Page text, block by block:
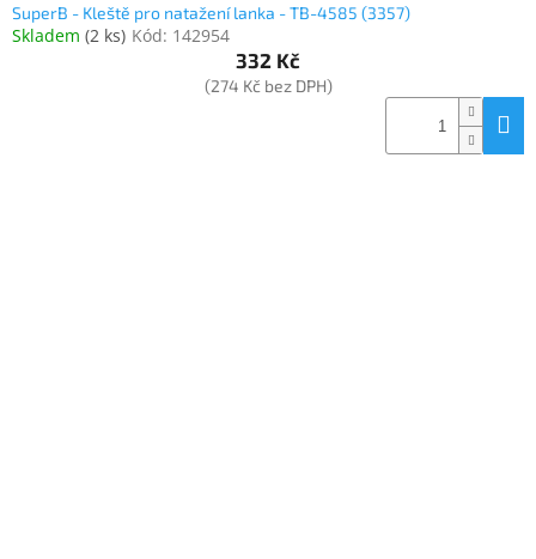
SuperB - Kleště pro natažení lanka - TB-4585 (3357)
Skladem (2 ks) Kód: 142954
332 Kč
(274 Kč bez DPH)